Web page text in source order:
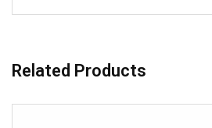
Related Products